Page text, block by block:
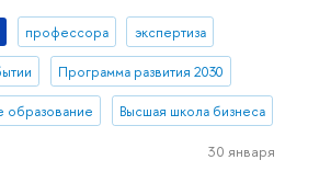
профессора экспертиза
Программа развития 2030
образование Высшая школа бизнеса
30 января